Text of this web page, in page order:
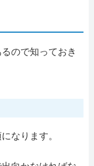
ので知っておき
なります。